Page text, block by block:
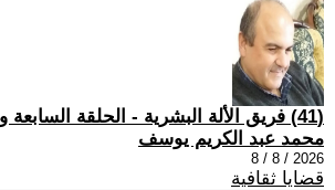
(41) فريق الألة البشرية - الحلقة السابعة والأخيرة
محمد عبد الكريم يوسف
2026 / 8 / 8
قضايا ثقافية